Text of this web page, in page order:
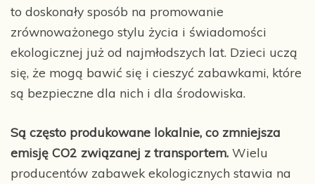
to doskonały sposób na promowanie
zrównoważonego stylu życia i świadomości
ekologicznej już od najmłodszych lat. Dzieci uczą
się, że mogą bawić się i cieszyć zabawkami, które
są bezpieczne dla nich i dla środowiska.
Są często produkowane lokalnie, co zmniejsza
emisję CO2 związanej z transportem. Wielu
producentów zabawek ekologicznych stawia na